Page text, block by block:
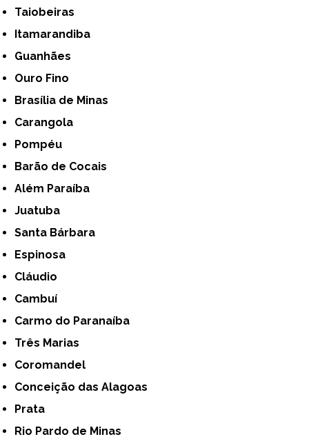
Taiobeiras
Itamarandiba
Guanhães
Ouro Fino
Brasília de Minas
Carangola
Pompéu
Barão de Cocais
Além Paraíba
Juatuba
Santa Bárbara
Espinosa
Cláudio
Cambuí
Carmo do Paranaíba
Três Marias
Coromandel
Conceição das Alagoas
Prata
Rio Pardo de Minas